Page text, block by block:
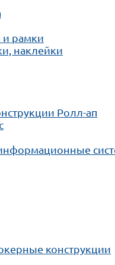
рамки
наклейки
Ролл-ап
конструкции